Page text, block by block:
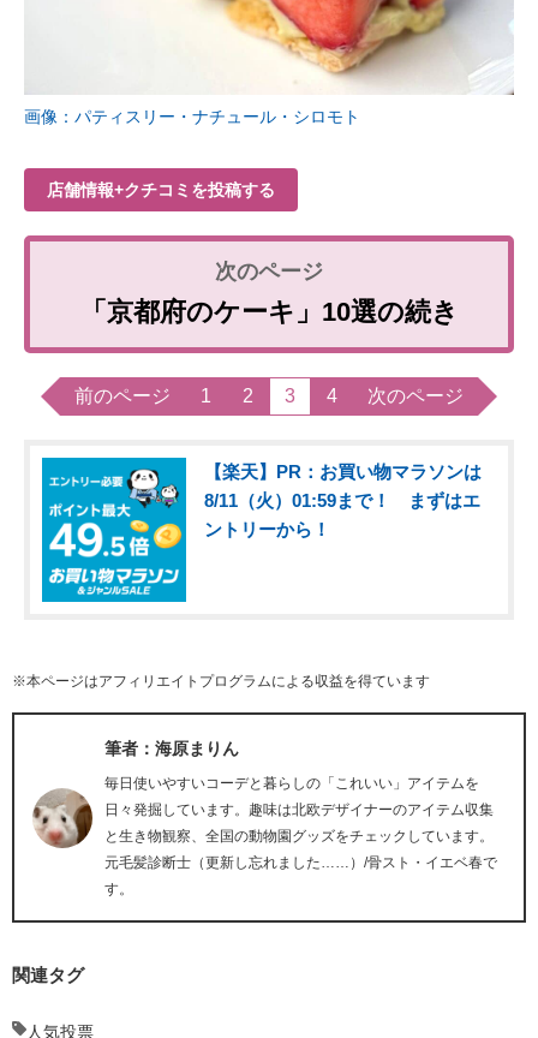
画像：パティスリー・ナチュール・シロモト
店舗情報+クチコミを投稿する
「京都府のケーキ」10選の続き
前のページ 1 2 3 4 次のページ
【楽天】PR：お買い物マラソンは
8/11（火）01:59まで！ まずはエ
ントリーから！
※本ページはアフィリエイトプログラムによる収益を得ています
筆者：海原まりん
毎日使いやすいコーデと暮らしの「これいい」アイテムを
日々発掘しています。趣味は北欧デザイナーのアイテム収集
と生き物観察、全国の動物園グッズをチェックしています。
元毛髪診断士（更新し忘れました……）/骨スト・イエベ春で
す。
関連タグ
人気投票